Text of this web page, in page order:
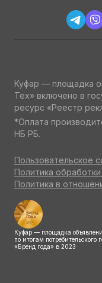
Куфар — площадка
Тех» включено в
ресурс «Реестр
*Оплата
НБ РБ.
Пользовательское
Политика
Политика в
Куфар — площадка
по итогам потребительского
«Бренд года» в 2023